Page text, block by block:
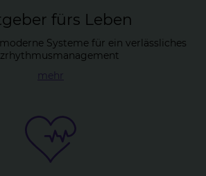
fürs Le­ben
Systeme für ein verlässliches
mehr